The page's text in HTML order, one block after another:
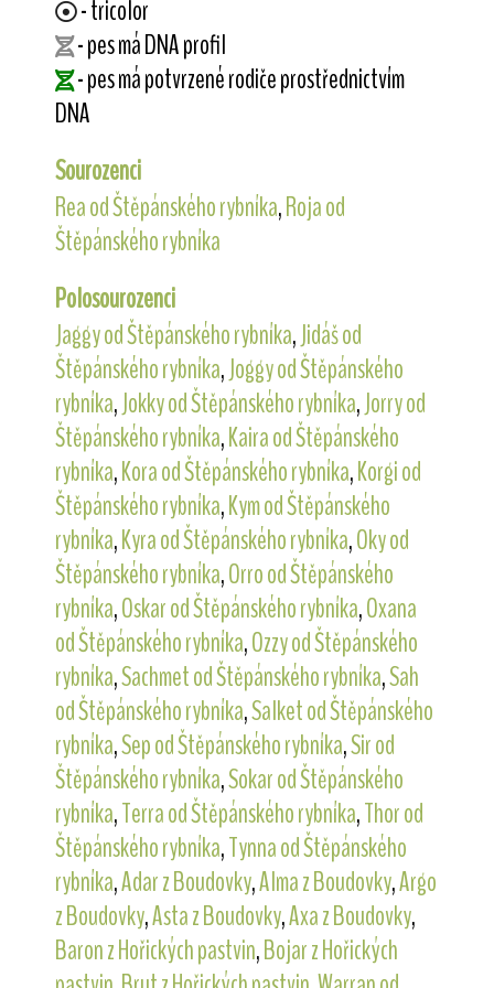
- tricolor
- pes má DNA profil
- pes má potvrzené rodiče prostřednictvím
DNA
Sourozenci
Rea od Štěpánského rybníka,Roja od
Štěpánského rybníka
Polosourozenci
Jaggy od Štěpánského rybníka,Jidáš od
Štěpánského rybníka,Joggy od Štěpánského
rybníka,Jokky od Štěpánského rybníka,Jorry od
Štěpánského rybníka,Kaira od Štěpánského
rybníka,Kora od Štěpánského rybníka,Korgi od
Štěpánského rybníka,Kym od Štěpánského
rybníka,Kyra od Štěpánského rybníka,Oky od
Štěpánského rybníka,Orro od Štěpánského
rybníka,Oskar od Štěpánského rybníka,Oxana
od Štěpánského rybníka,Ozzy od Štěpánského
rybníka,Sachmet od Štěpánského rybníka,Sah
od Štěpánského rybníka,Salket od Štěpánského
rybníka,Sep od Štěpánského rybníka,Sir od
Štěpánského rybníka,Sokar od Štěpánského
rybníka,Terra od Štěpánského rybníka,Thor od
Štěpánského rybníka,Tynna od Štěpánského
rybníka,Adar z Boudovky,Alma z Boudovky,Argo
z Boudovky,Asta z Boudovky,Axa z Boudovky,
Baron z Hořických pastvin,Bojar z Hořických